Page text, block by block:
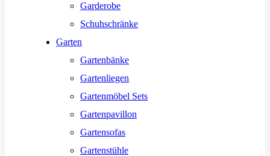
Garderobe
Schuhschränke
Garten
Gartenbänke
Gartenliegen
Gartenmöbel Sets
Gartenpavillon
Gartensofas
Gartenstühle